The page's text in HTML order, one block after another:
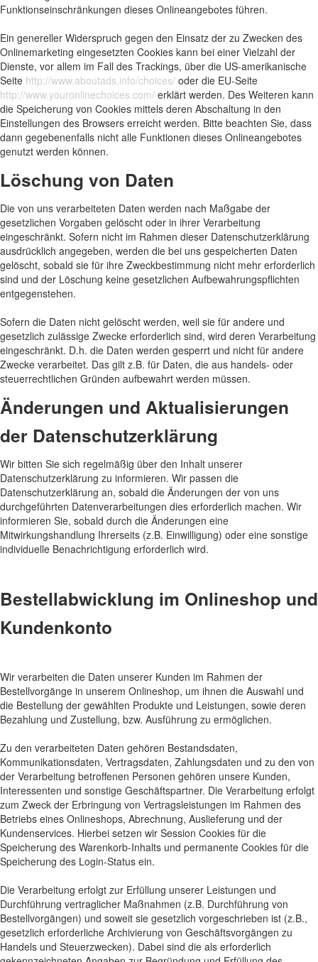
Funktionseinschränkungen dieses Onlineangebotes führen.
Ein genereller Widerspruch gegen den Einsatz der zu Zwecken des
Onlinemarketing eingesetzten Cookies kann bei einer Vielzahl der
Dienste, vor allem im Fall des Trackings, über die US-amerikanische
Seite http://www.aboutads.info/choices/ oder die EU-Seite
http://www.youronlinechoices.com/ erklärt werden. Des Weiteren kann
die Speicherung von Cookies mittels deren Abschaltung in den
Einstellungen des Browsers erreicht werden. Bitte beachten Sie, dass
dann gegebenenfalls nicht alle Funktionen dieses Onlineangebotes
genutzt werden können.
Löschung von Daten
Die von uns verarbeiteten Daten werden nach Maßgabe der
gesetzlichen Vorgaben gelöscht oder in ihrer Verarbeitung
eingeschränkt. Sofern nicht im Rahmen dieser Datenschutzerklärung
ausdrücklich angegeben, werden die bei uns gespeicherten Daten
gelöscht, sobald sie für ihre Zweckbestimmung nicht mehr erforderlich
sind und der Löschung keine gesetzlichen Aufbewahrungspflichten
entgegenstehen.
Sofern die Daten nicht gelöscht werden, weil sie für andere und
gesetzlich zulässige Zwecke erforderlich sind, wird deren Verarbeitung
eingeschränkt. D.h. die Daten werden gesperrt und nicht für andere
Zwecke verarbeitet. Das gilt z.B. für Daten, die aus handels- oder
steuerrechtlichen Gründen aufbewahrt werden müssen.
Änderungen und Aktualisierungen
der Datenschutzerklärung
Wir bitten Sie sich regelmäßig über den Inhalt unserer
Datenschutzerklärung zu informieren. Wir passen die
Datenschutzerklärung an, sobald die Änderungen der von uns
durchgeführten Datenverarbeitungen dies erforderlich machen. Wir
informieren Sie, sobald durch die Änderungen eine
Mitwirkungshandlung Ihrerseits (z.B. Einwilligung) oder eine sonstige
individuelle Benachrichtigung erforderlich wird.
Bestellabwicklung im Onlineshop und
Kundenkonto
Wir verarbeiten die Daten unserer Kunden im Rahmen der
Bestellvorgänge in unserem Onlineshop, um ihnen die Auswahl und
die Bestellung der gewählten Produkte und Leistungen, sowie deren
Bezahlung und Zustellung, bzw. Ausführung zu ermöglichen.
Zu den verarbeiteten Daten gehören Bestandsdaten,
Kommunikationsdaten, Vertragsdaten, Zahlungsdaten und zu den von
der Verarbeitung betroffenen Personen gehören unsere Kunden,
Interessenten und sonstige Geschäftspartner. Die Verarbeitung erfolgt
zum Zweck der Erbringung von Vertragsleistungen im Rahmen des
Betriebs eines Onlineshops, Abrechnung, Auslieferung und der
Kundenservices. Hierbei setzen wir Session Cookies für die
Speicherung des Warenkorb-Inhalts und permanente Cookies für die
Speicherung des Login-Status ein.
Die Verarbeitung erfolgt zur Erfüllung unserer Leistungen und
Durchführung vertraglicher Maßnahmen (z.B. Durchführung von
Bestellvorgängen) und soweit sie gesetzlich vorgeschrieben ist (z.B.,
gesetzlich erforderliche Archivierung von Geschäftsvorgängen zu
Handels und Steuerzwecken). Dabei sind die als erforderlich